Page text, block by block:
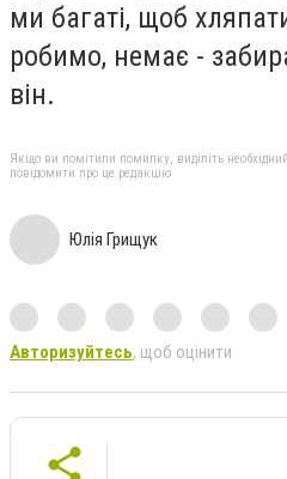
ми багаті, щоб
робимо, немає -
він.
Якщо ви помітили помилку, виділіть
повідомити про це редакцію
Юлія Грищук
Авторизуйтесь, щоб оцінити